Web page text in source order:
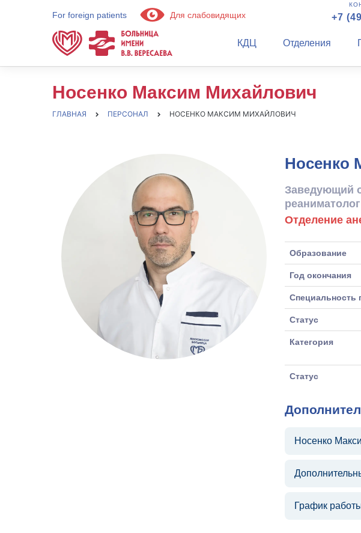
For foreign patients Для слабовидящих +7
КДЦ Отделения
Носенко Максим Михайлович
ГЛАВНАЯ ПЕРСОНАЛ НОСЕНКО МАКСИМ МИХАЙЛОВИЧ
Носенко
Заведующий
реаниматолог
Отделение
Образование
Год окончания
Специальность
Статус
Категория
Статус
Носенко
График